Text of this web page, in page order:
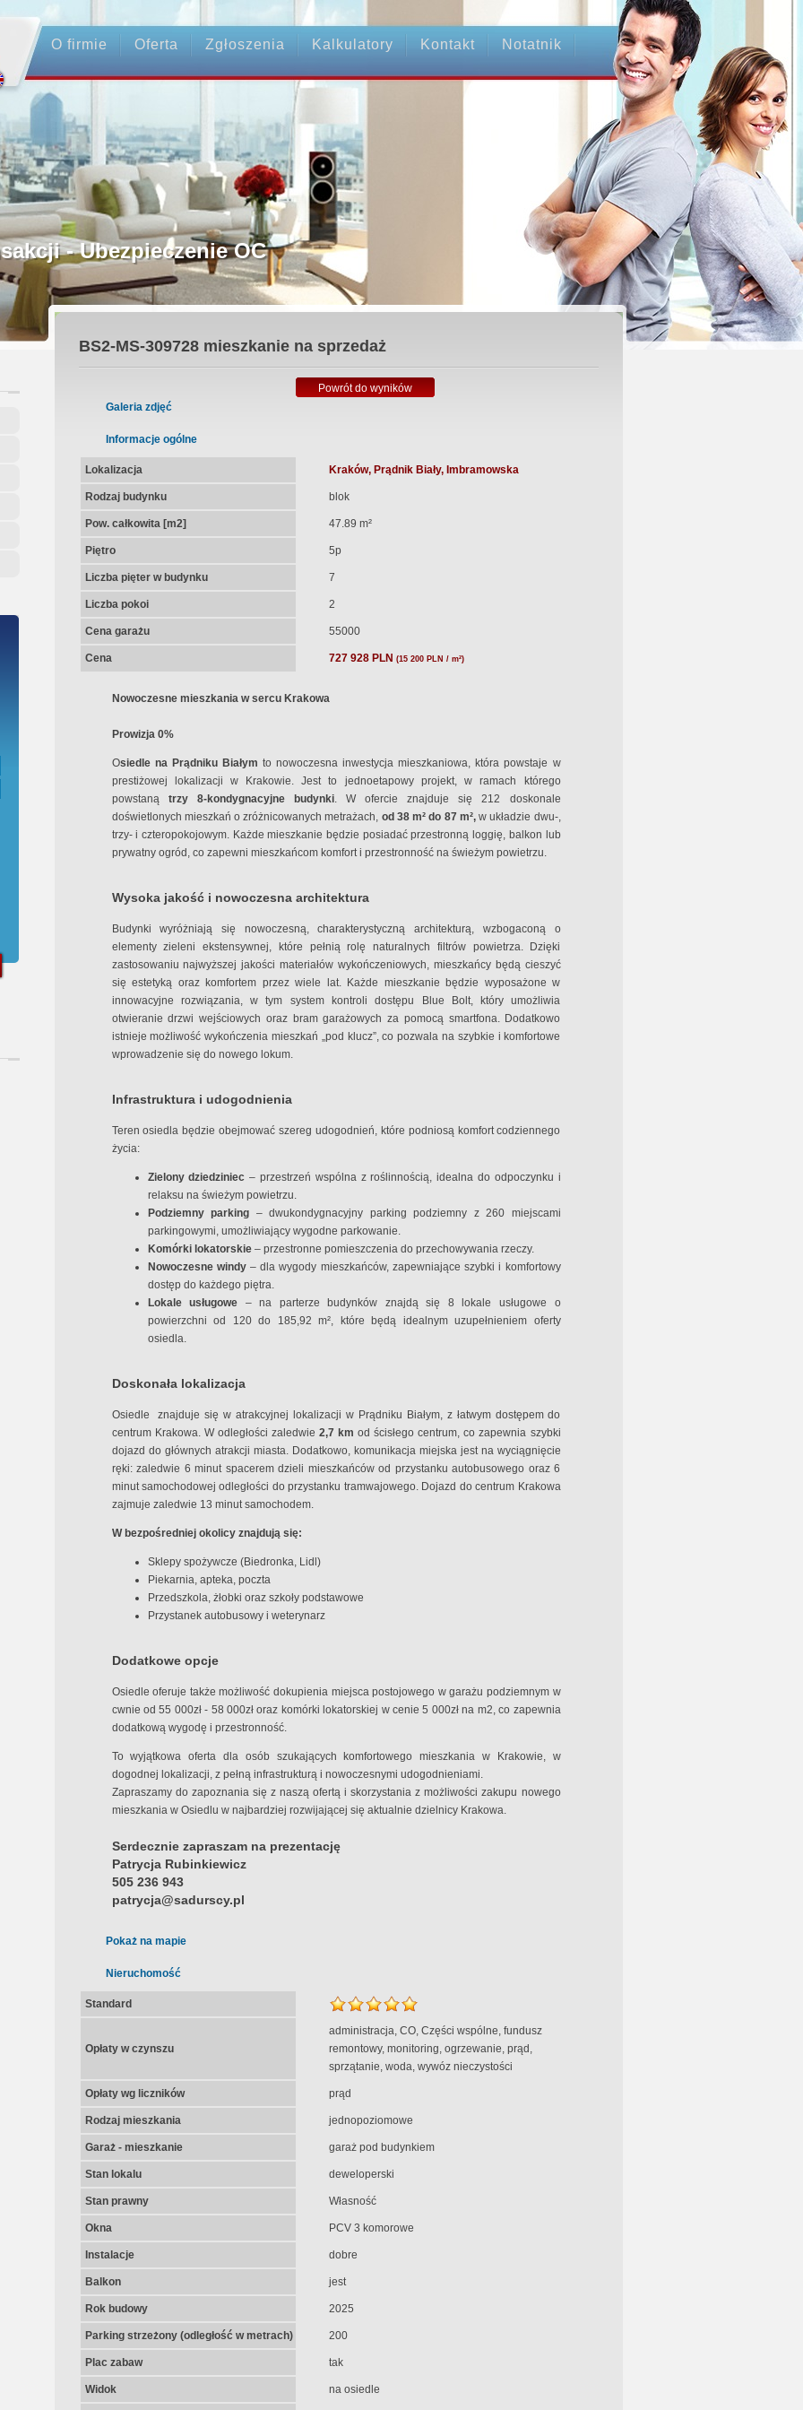
O firmie Oferta Zgłoszenia Kalkulatory Kontakt Notatnik
- Ubezpieczenie OC
Umowa Notarialna
BS2-MS-309728mieszkanie na sprzedaż
Powrót do wyników
Galeria zdjęć
Informacje ogólne
Lokalizacja Kraków, Prądnik Biały, Imbramowska
Rodzaj budynku blok
Pow. całkowita [m2] 47.89 m²
Piętro 5p
Liczba pięter w budynku 7
Liczba pokoi 2
Cena garażu 55000
Cena 727 928 PLN (15 200 PLN / m²)
Nowoczesne mieszkania w sercu Krakowa
Prowizja 0%
Osiedle na Prądniku Białym to nowoczesna inwestycja mieszkaniowa, która powstaje w
prestiżowej lokalizacji w Krakowie. Jest to jednoetapowy projekt, w ramach którego
powstaną trzy 8-kondygnacyjne budynki. W ofercie znajduje się 212 doskonale
doświetlonych mieszkań o zróżnicowanych metrażach, od 38 m² do 87 m²,w układzie dwu-,
trzy- i czteropokojowym. Każde mieszkanie będzie posiadać przestronną loggię, balkon lub
prywatny ogród, co zapewni mieszkańcom komfort i przestronność na świeżym powietrzu.
Wysoka jakość i nowoczesna architektura
Budynki wyróżniają się nowoczesną, charakterystyczną architekturą, wzbogaconą o
elementy zieleni ekstensywnej, które pełnią rolę naturalnych filtrów powietrza. Dzięki
zastosowaniu najwyższej jakości materiałów wykończeniowych, mieszkańcy będą cieszyć
się estetyką oraz komfortem przez wiele lat. Każde mieszkanie będzie wyposażone w
innowacyjne rozwiązania, w tym system kontroli dostępu Blue Bolt, który umożliwia
otwieranie drzwi wejściowych oraz bram garażowych za pomocą smartfona. Dodatkowo
istnieje możliwość wykończenia mieszkań „pod klucz”, co pozwala na szybkie i komfortowe
wprowadzenie się do nowego lokum.
Infrastruktura i udogodnienia
Teren osiedla będzie obejmować szereg udogodnień, które podniosą komfort codziennego
życia:
Zielony dziedziniec – przestrzeń wspólna z roślinnością, idealna do odpoczynku i
relaksu na świeżym powietrzu.
Podziemny parking – dwukondygnacyjny parking podziemny z 260 miejscami
parkingowymi, umożliwiający wygodne parkowanie.
Komórki lokatorskie– przestronne pomieszczenia do przechowywania rzeczy.
Nowoczesne windy– dla wygody mieszkańców, zapewniające szybki i komfortowy
dostęp do każdego piętra.
Lokale usługowe – na parterze budynków znajdą się 8 lokale usługowe o
powierzchni od 120 do 185,92 m², które będą idealnym uzupełnieniem oferty
osiedla.
Doskonała lokalizacja
Osiedle znajduje się w atrakcyjnej lokalizacji w Prądniku Białym, z łatwym dostępem do
centrum Krakowa. W odległości zaledwie 2,7 km od ścisłego centrum, co zapewnia szybki
dojazd do głównych atrakcji miasta. Dodatkowo, komunikacja miejska jest na wyciągnięcie
ręki: zaledwie 6 minut spacerem dzieli mieszkańców od przystanku autobusowego oraz 6
minut samochodowej odległości do przystanku tramwajowego. Dojazd do centrum Krakowa
zajmuje zaledwie 13 minut samochodem.
W bezpośredniej okolicy znajdują się:
Sklepy spożywcze (Biedronka, Lidl)
Piekarnia, apteka, poczta
Przedszkola, żłobki oraz szkoły podstawowe
Przystanek autobusowy i weterynarz
Dodatkowe opcje
Osiedle oferuje także możliwość dokupienia miejsca postojowego w garażu podziemnym w
cwnie od 55 000zł - 58 000zł oraz komórki lokatorskiej w cenie 5 000zł na m2, co zapewnia
dodatkową wygodę i przestronność.
To wyjątkowa oferta dla osób szukających komfortowego mieszkania w Krakowie, w
dogodnej lokalizacji, z pełną infrastrukturą i nowoczesnymi udogodnieniami.
Zapraszamy do zapoznania się z naszą ofertą i skorzystania z możliwości zakupu nowego
mieszkania w Osiedlu w najbardziej rozwijającej się aktualnie dzielnicy Krakowa.
Serdecznie zapraszam na prezentację
Patrycja Rubinkiewicz
505 236 943
patrycja@sadurscy.pl
Pokaż na mapie
Nieruchomość
Standard
Opłaty w czynszu
administracja, CO, Części wspólne, fundusz
remontowy, monitoring, ogrzewanie, prąd,
sprzątanie, woda, wywóz nieczystości
Opłaty wg liczników prąd
Rodzaj mieszkania jednopoziomowe
Garaż - mieszkanie garaż pod budynkiem
Stan lokalu deweloperski
Stan prawny Własność
Okna PCV 3 komorowe
Instalacje dobre
Balkon jest
Rok budowy 2025
Parking strzeżony (odległość w metrach) 200
Plac zabaw tak
Widok na osiedle